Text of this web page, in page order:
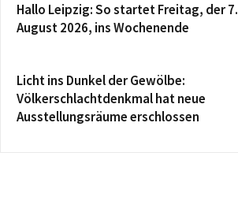
Hallo Leipzig: So startet Freitag, der 7.
August 2026, ins Wochenende
Licht ins Dunkel der Gewölbe:
Völkerschlachtdenkmal hat neue
Ausstellungsräume erschlossen